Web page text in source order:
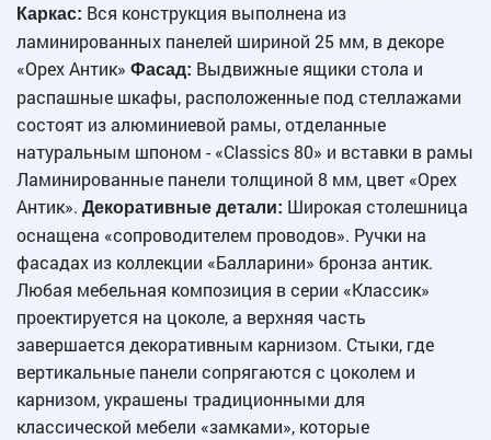
Каркас: Вся конструкция выполнена из
ламинированных панелей шириной 25 мм, в декоре
«Орех Антик» Фасад: Выдвижные ящики стола и
распашные шкафы, расположенные под стеллажами
состоят из алюминиевой рамы, отделанные
натуральным шпоном - «Classics 80» и вставки в рамы
Ламинированные панели толщиной 8 мм, цвет «Орех
Антик». Декоративные детали: Широкая столешница
оснащена «сопроводителем проводов». Ручки на
фасадах из коллекции «Балларини» бронза антик.
Любая мебельная композиция в серии «Классик»
проектируется на цоколе, а верхняя часть
завершается декоративным карнизом. Стыки, где
вертикальные панели сопрягаются с цоколем и
карнизом, украшены традиционными для
классической мебели «замками», которые